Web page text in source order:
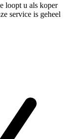
loopt u als koper
service is geheel